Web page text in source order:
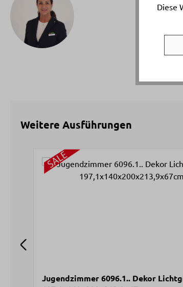
Weitere Ausführungen
Produktgalerie überspringen
Jugendzimmer 6096.1.. Dekor
Diese